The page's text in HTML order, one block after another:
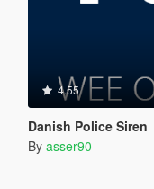
4.55
Danish Police Siren
By asser90